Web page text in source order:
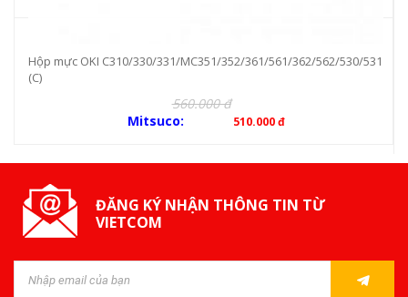
Hộp mực OKI C310/330/331/MC351/352/361/561/362/562/530/531
(C)
560.000 đ
Mitsuco:
510.000 đ
ĐĂNG KÝ NHẬN THÔNG TIN TỪ
VIETCOM